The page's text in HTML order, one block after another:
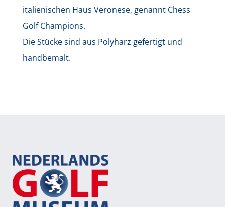
italienischen Haus Veronese, genannt Chess
Golf Champions.
Die Stücke sind aus Polyharz gefertigt und
handbemalt.